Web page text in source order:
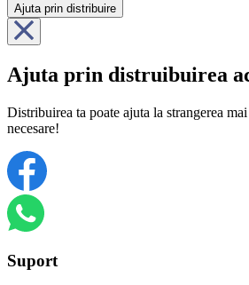
Ajuta prin distribuire
Ajuta prin distruibuirea
Distribuirea ta poate ajuta la strangerea
necesare!
Suport